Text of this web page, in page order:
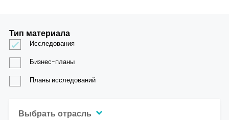
Контакты
Тип материала
Исследования
Бизнес-планы
Планы исследований
Выбрать отрасль